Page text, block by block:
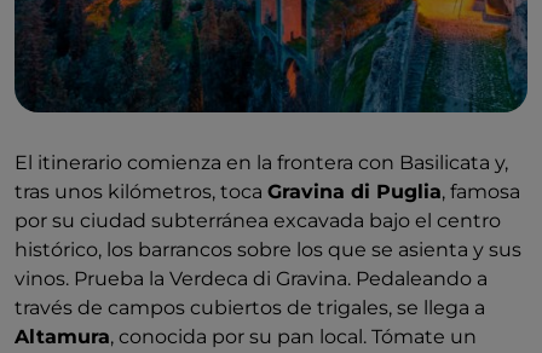
El itinerario comienza en la frontera con Basilicata y,
tras unos kilómetros, toca Gravina di Puglia, famosa
por su ciudad subterránea excavada bajo el centro
histórico, los barrancos sobre los que se asienta y sus
vinos. Prueba la Verdeca di Gravina. Pedaleando a
través de campos cubiertos de trigales, se llega a
Altamura, conocida por su pan local. Tómate un